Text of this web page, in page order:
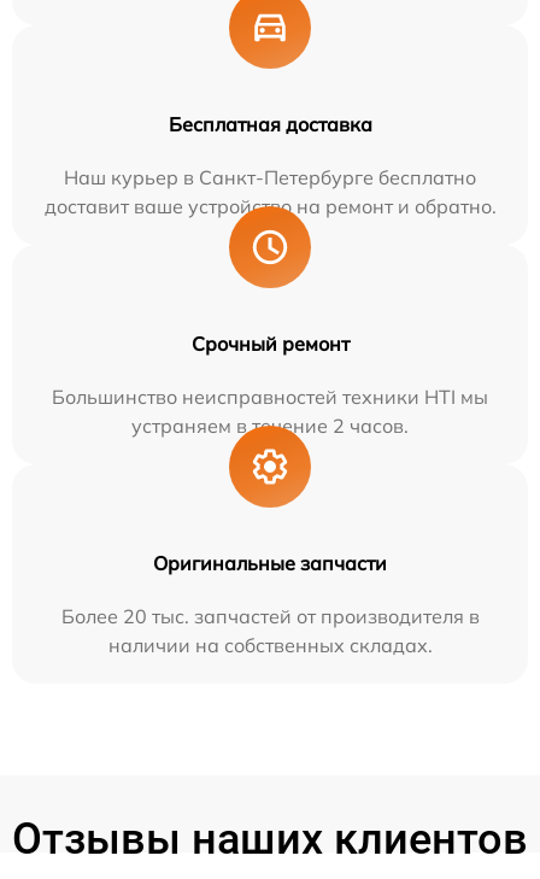
Бесплатная доставка
Наш курьер в Санкт-Петербурге бесплатно
доставит ваше устройство на ремонт и обратно.
Срочный ремонт
Большинство неисправностей техники HTI мы
устраняем в течение 2 часов.
Оригинальные запчасти
Более 20 тыс. запчастей от производителя в
наличии на собственных складах.
Отзывы наших клиентов